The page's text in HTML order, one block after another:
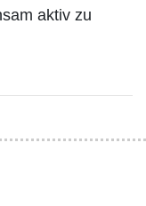
aktiv zu